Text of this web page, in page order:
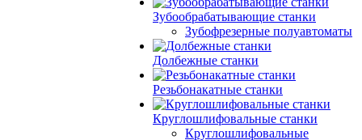
Зубообрабатывающие станки
Зубофрезерные полуавтоматы
Долбежные станки
Резьбонакатные станки
Круглошлифовальные станки
Круглошлифовальные